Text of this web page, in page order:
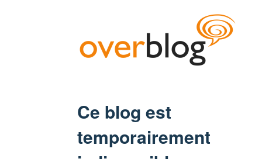
Ce blog est
temporairement